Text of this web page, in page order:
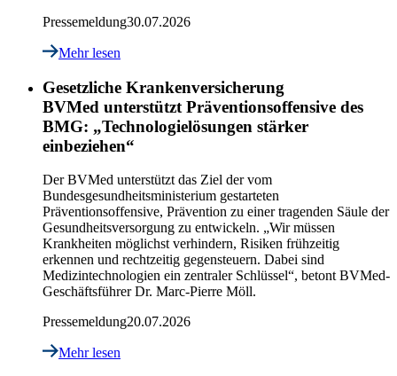
Pressemeldung30.07.2026
Mehr lesen
Gesetzliche Krankenversicherung
BVMed unterstützt Präventionsoffensive des
BMG: „Technologielösungen stärker
einbeziehen“
Der BVMed unterstützt das Ziel der vom
Bundesgesundheitsministerium gestarteten
Präventionsoffensive, Prävention zu einer tragenden Säule der
Gesundheitsversorgung zu entwickeln. „Wir müssen
Krankheiten möglichst verhindern, Risiken frühzeitig
erkennen und rechtzeitig gegensteuern. Dabei sind
Medizintechnologien ein zentraler Schlüssel“, betont BVMed-
Geschäftsführer Dr. Marc-Pierre Möll.
Pressemeldung20.07.2026
Mehr lesen